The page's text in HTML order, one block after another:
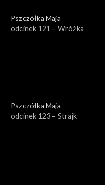
Pszczółka Maja
odcinek 121 – Wróżka
Pszczółka Maja
odcinek 123 – Strajk